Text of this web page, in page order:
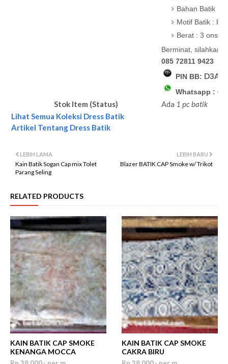
Bahan Batik :
Motif Batik :
Berat : 3 ons
Berminat, silahkan
085 72811 9423
PIN BB:
Whatsapp :
Stok Item (Status) Ada 1 pc batik
Lihat Semua Koleksi Dress Batik
Artikel Tentang Dress Batik
LEBIH BARU
Blazer BATIK CAP Smoke w/ Trikot
LEBIH LAMA
Kain Batik Sogan Cap mix Tolet
Parang Seling
RELATED PRODUCTS
KAIN BATIK CAP SMOKE
KENANGA MOCCA
KAIN BATIK CAP SMOKE
CAKRA BIRU